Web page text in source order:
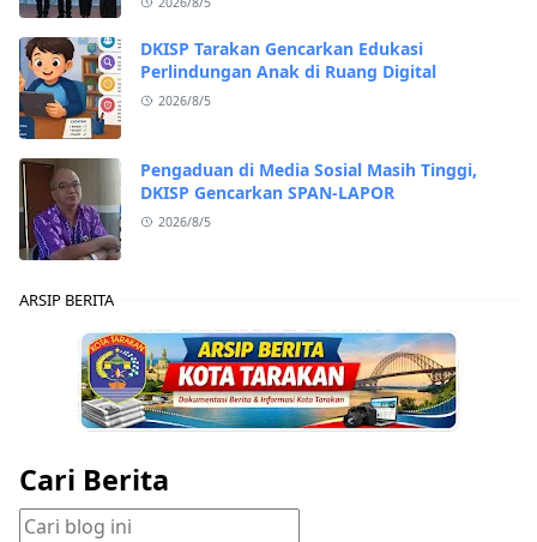
DKISP Tarakan Gencarkan Edukasi
Perlindungan Anak di Ruang Digital
2026/8/5
Pengaduan di Media Sosial Masih Tinggi,
DKISP Gencarkan SPAN-LAPOR
2026/8/5
ARSIP BERITA
Cari Berita